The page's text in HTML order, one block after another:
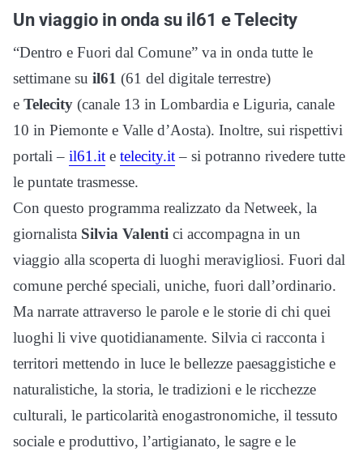
Un viaggio in onda su il61 e Telecity
“Dentro e Fuori dal Comune” va in onda tutte le
settimane su il61 (61 del digitale terrestre)
e Telecity (canale 13 in Lombardia e Liguria, canale
10 in Piemonte e Valle d’Aosta). Inoltre, sui rispettivi
portali – il61.it e telecity.it– si potranno rivedere tutte
le puntate trasmesse.
Con questo programma realizzato da Netweek, la
giornalista Silvia Valenti ci accompagna in un
viaggio alla scoperta di luoghi meravigliosi. Fuori dal
comune perché speciali, uniche, fuori dall’ordinario.
Ma narrate attraverso le parole e le storie di chi quei
luoghi li vive quotidianamente. Silvia ci racconta i
territori mettendo in luce le bellezze paesaggistiche e
naturalistiche, la storia, le tradizioni e le ricchezze
culturali, le particolarità enogastronomiche, il tessuto
sociale e produttivo, l’artigianato, le sagre e le